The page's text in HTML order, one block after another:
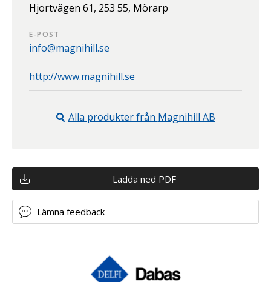
Hjortvägen 61, 253 55, Mörarp
E-POST
info@magnihill.se
http://www.magnihill.se
Alla produkter från Magnihill AB
Ladda ned PDF
Lämna feedback